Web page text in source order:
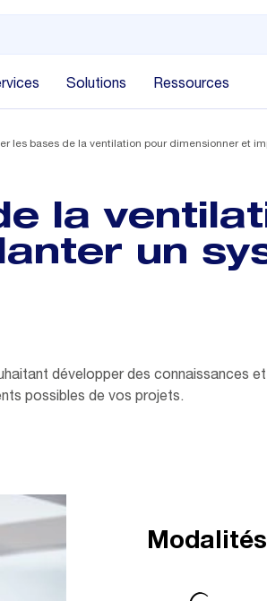
Solutions Ressources
les bases de la ventilation pour dimensionner et
la
un
développer des connaissances
possibles de vos projets.